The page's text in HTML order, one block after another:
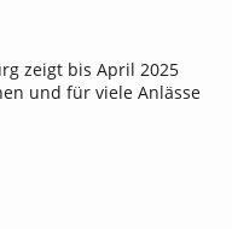
zeigt bis April 2025
und für viele Anlässe